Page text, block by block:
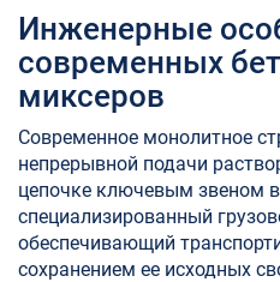
Инженерные
современных
миксеров
Современное монолитное
непрерывной подачи
цепочке ключевым звеном
специализированный
обеспечивающий
сохранением ее исходных